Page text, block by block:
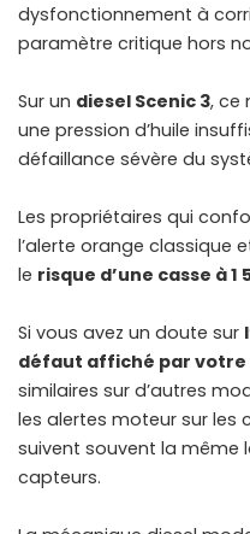
dysfonctionnement à
paramètre critique hors
Sur un diesel Scenic 3, ce
une pression d’huile
défaillance sévère du
Les propriétaires qui
l’alerte orange classique
le risque d’une casse à
Si vous avez un doute sur
défaut affiché par votre
similaires sur d’autres
les alertes moteur sur les
suivent souvent la même
capteurs.